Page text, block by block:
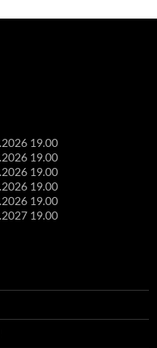
19.00
19.00
19.00
19.00
19.00
19.00